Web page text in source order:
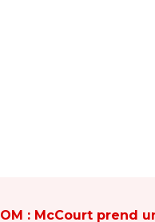
OM : McCourt prend